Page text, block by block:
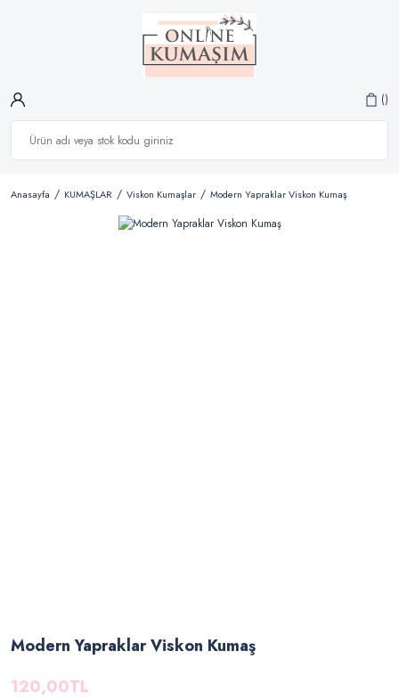
Anasayfa KUMAŞLAR Viskon Kumaşlar Modern Yapraklar Viskon Kumaş
Modern Yapraklar Viskon Kumaş
120,00TL